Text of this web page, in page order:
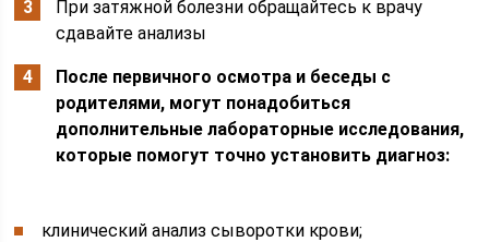
При затяжной болезни обращайтесь к врачу
сдавайте анализы
После первичного осмотра и беседы с
родителями, могут понадобиться
дополнительные лабораторные исследования,
которые помогут точно установить диагноз:
клинический анализ сыворотки крови;